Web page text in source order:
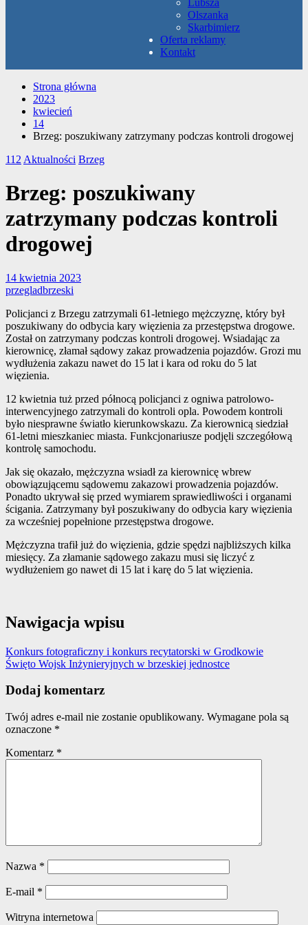
Lubsza
Olszanka
Skarbimierz
Oferta reklamy
Kontakt
Strona główna
2023
kwiecień
14
Brzeg: poszukiwany zatrzymany podczas kontroli drogowej
112 Aktualności Brzeg
Brzeg: poszukiwany
zatrzymany podczas kontroli
drogowej
14 kwietnia 2023
przegladbrzeski
Policjanci z Brzegu zatrzymali 61-letniego mężczyznę, który był
poszukiwany do odbycia kary więzienia za przestępstwa drogowe.
Został on zatrzymany podczas kontroli drogowej. Wsiadając za
kierownicę, złamał sądowy zakaz prowadzenia pojazdów. Grozi mu
wydłużenia zakazu nawet do 15 lat i kara od roku do 5 lat
więzienia.
12 kwietnia tuż przed północą policjanci z ogniwa patrolowo-
interwencyjnego zatrzymali do kontroli opla. Powodem kontroli
było niesprawne światło kierunkowskazu. Za kierownicą siedział
61-letni mieszkaniec miasta. Funkcjonariusze podjęli szczegółową
kontrolę samochodu.
Jak się okazało, mężczyzna wsiadł za kierownicę wbrew
obowiązującemu sądowemu zakazowi prowadzenia pojazdów.
Ponadto ukrywał się przed wymiarem sprawiedliwości i organami
ścigania. Zatrzymany był poszukiwany do odbycia kary więzienia
za wcześniej popełnione przestępstwa drogowe.
Mężczyzna trafił już do więzienia, gdzie spędzi najbliższych kilka
miesięcy. Za złamanie sądowego zakazu musi się liczyć z
wydłużeniem go nawet di 15 lat i karę do 5 lat więzienia.
Nawigacja wpisu
Konkurs fotograficzny i konkurs recytatorski w Grodkowie
Święto Wojsk Inżynieryjnych w brzeskiej jednostce
Dodaj komentarz
Twój adres e-mail nie zostanie opublikowany. Wymagane pola są
oznaczone *
Komentarz *
Nazwa *
E-mail *
Witryna internetowa